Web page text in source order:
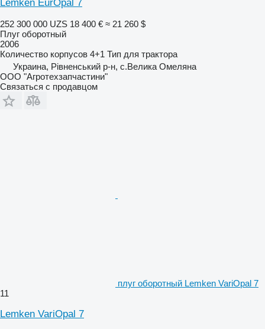
Lemken EurOpal 7
252 300 000 UZS 18 400 € ≈ 21 260 $
Плуг оборотный
2006
Количество корпусов 4+1 Тип для трактора
Украина, Рівненський р-н, с.Велика Омеляна
ООО "Агротехзапчастини"
Связаться с продавцом
плуг оборотный Lemken VariOpal 7
11
Lemken VariOpal 7